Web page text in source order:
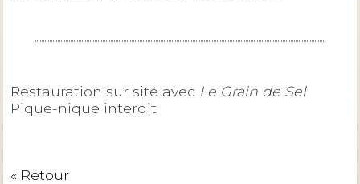
Restauration sur site avec Le Grain de Sel
Pique-nique interdit
« Retour